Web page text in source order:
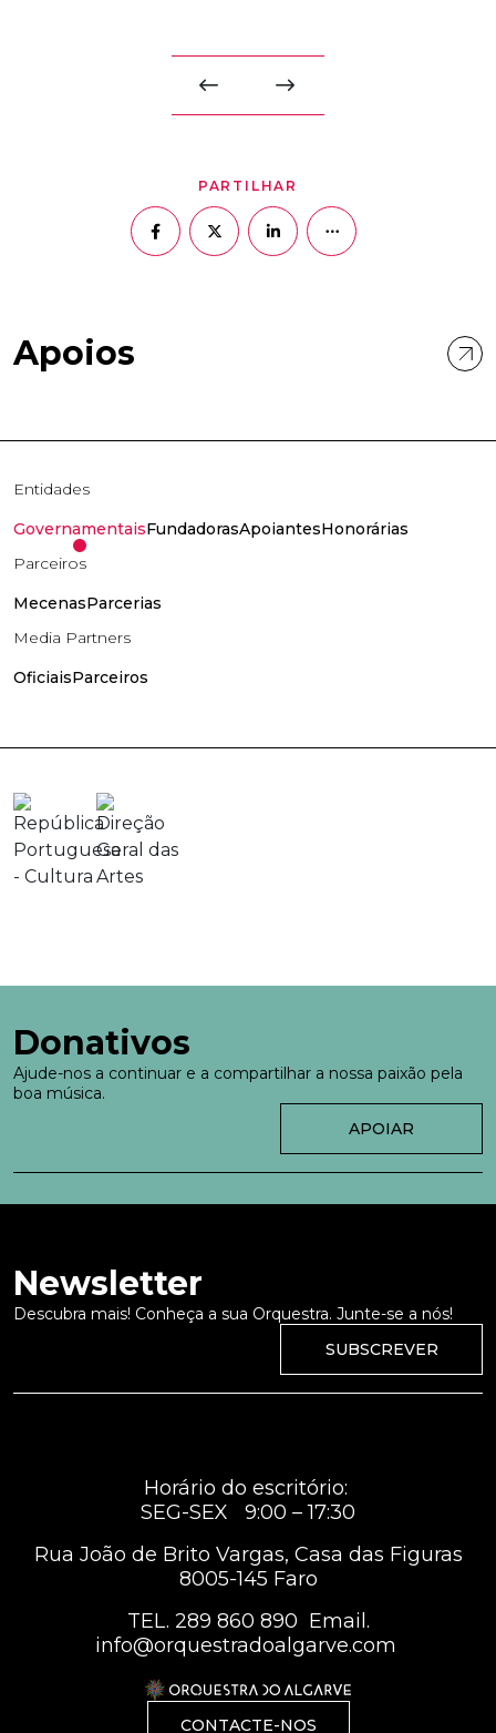
PARTILHAR
Apoios
Entidades
GovernamentaisFundadorasApoiantesHonorárias
Parceiros
MecenasParcerias
Media Partners
OficiaisParceiros
Donativos
Ajude-nos a continuar e a compartilhar a nossa paixão pela
boa música.
APOIAR
Newsletter
Descubra mais! Conheça a sua Orquestra. Junte-se a nós!
SUBSCREVER
Horário do escritório:
SEG-SEX 9:00 – 17:30
Rua João de Brito Vargas, Casa das Figuras
8005-145 Faro
TEL. 289 860 890 Email.
info@orquestradoalgarve.com
CONTACTE-NOS